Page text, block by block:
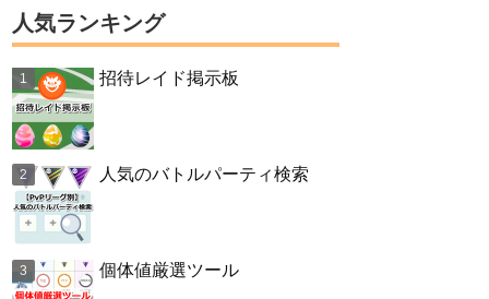
人気ランキング
招待レイド掲示板
人気のバトルパーティ検索
個体値厳選ツール